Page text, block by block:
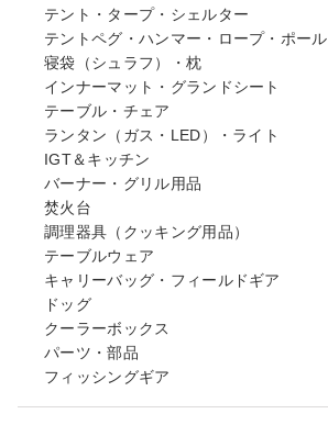
テント・タープ・シェルター
テントペグ・ハンマー・ロープ・ポール
寝袋（シュラフ）・枕
インナーマット・グランドシート
テーブル・チェア
ランタン（ガス・LED）・ライト
IGT＆キッチン
バーナー・グリル用品
焚火台
調理器具（クッキング用品）
テーブルウェア
キャリーバッグ・フィールドギア
ドッグ
クーラーボックス
パーツ・部品
フィッシングギア